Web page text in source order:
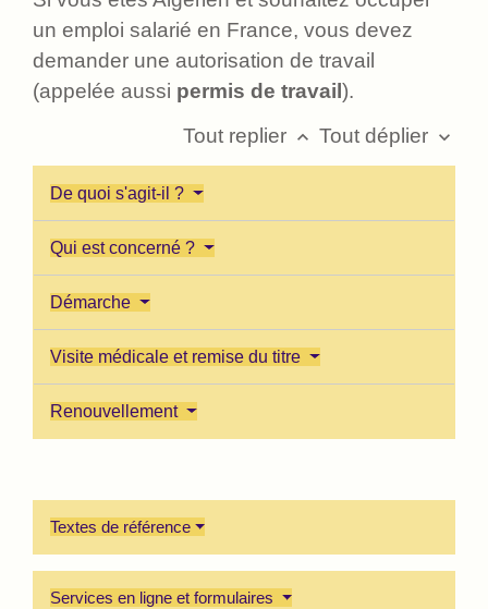
un emploi salarié en France, vous devez
demander une autorisation de travail
(appelée aussi permis de travail).
Tout replier keyboard_arrow_up Tout déplier keyboard_arrow_down
De quoi s'agit-il ?
Qui est concerné ?
Démarche
Visite médicale et remise du titre
Renouvellement
Textes de référence
Services en ligne et formulaires